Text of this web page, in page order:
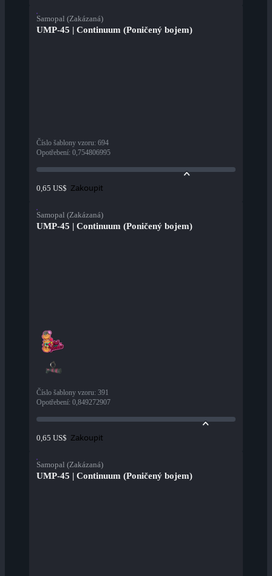
Samopal (Zakázaná)
UMP-45 | Continuum (Poničený bojem)
Číslo šablony vzoru: 694
Opotřebení: 0,754806995
0,65 US$ Zakoupit
Samopal (Zakázaná)
UMP-45 | Continuum (Poničený bojem)
Číslo šablony vzoru: 391
Opotřebení: 0,849272907
0,65 US$ Zakoupit
Samopal (Zakázaná)
UMP-45 | Continuum (Poničený bojem)